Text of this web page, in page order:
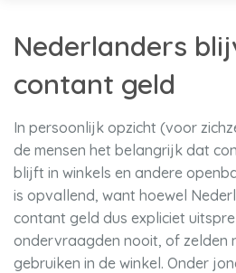
Nederlanders
contant geld
In persoonlijk opzicht (voor
de mensen het belangrijk dat
blijft in winkels en andere
is opvallend, want hoewel
contant geld dus expliciet
ondervraagden nooit, of zelden
gebruiken in de winkel. Onder